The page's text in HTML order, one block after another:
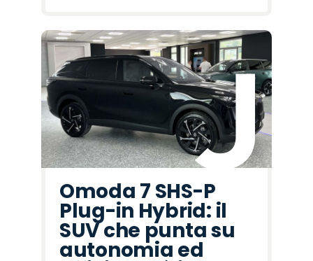
Omoda 7 SHS-P
Plug-in Hybrid: il
SUV che punta su
autonomia ed